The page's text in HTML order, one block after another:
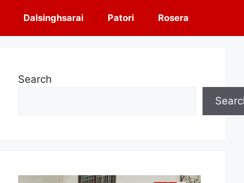
Dalsinghsarai Patori Rosera
Search